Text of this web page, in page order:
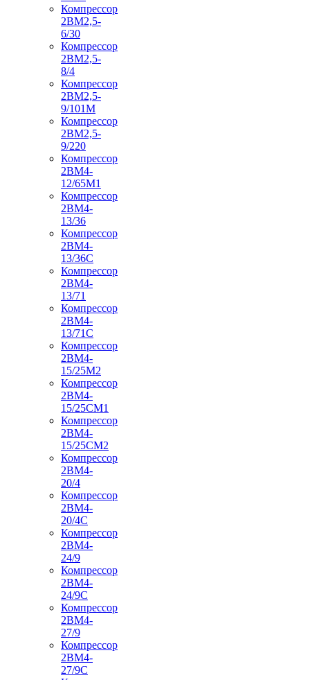
Компрессор
2ВМ2,5-
6/30
Компрессор
2ВМ2,5-
8/4
Компрессор
2ВМ2,5-
9/101М
Компрессор
2ВМ2,5-
9/220
Компрессор
2ВМ4-
12/65М1
Компрессор
2ВМ4-
13/36
Компрессор
2ВМ4-
13/36С
Компрессор
2ВМ4-
13/71
Компрессор
2ВМ4-
13/71С
Компрессор
2ВМ4-
15/25М2
Компрессор
2ВМ4-
15/25СМ1
Компрессор
2ВМ4-
15/25СМ2
Компрессор
2ВМ4-
20/4
Компрессор
2ВМ4-
20/4С
Компрессор
2ВМ4-
24/9
Компрессор
2ВМ4-
24/9С
Компрессор
2ВМ4-
27/9
Компрессор
2ВМ4-
27/9С